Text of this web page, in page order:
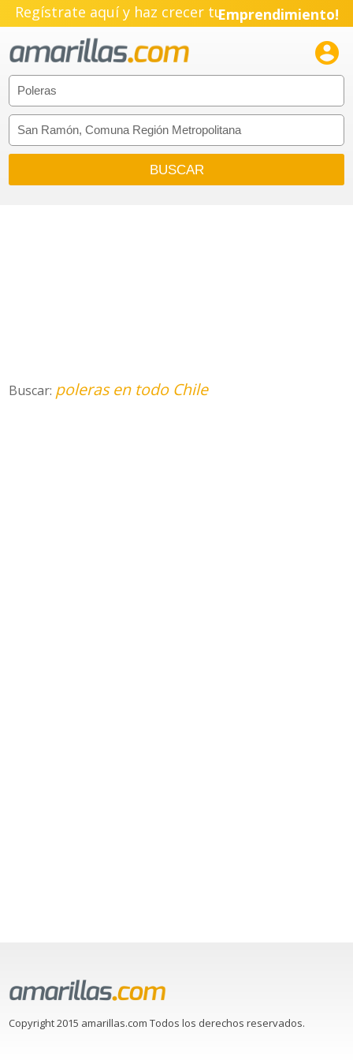
Regístrate aquí y haz crecer tuEmprendimiento!

Buscar: poleras en todo Chile
Copyright 2015 amarillas.com Todos los derechos reservados.